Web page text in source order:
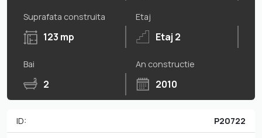
Suprafata construita
123 mp
Etaj
Etaj 2
Bai
2
An constructie
2010
ID: P20722